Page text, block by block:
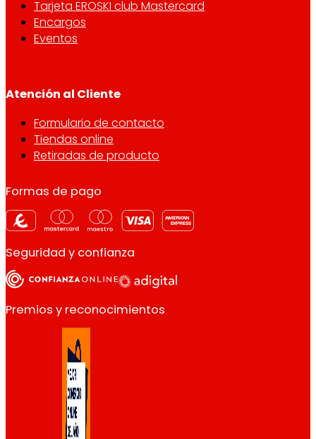
Tarjeta EROSKI club Mastercard
Encargos
Eventos
Atención al Cliente
Formulario de contacto
Tiendas online
Retiradas de producto
Formas de pago
Seguridad y confianza
Premios y reconocimientos